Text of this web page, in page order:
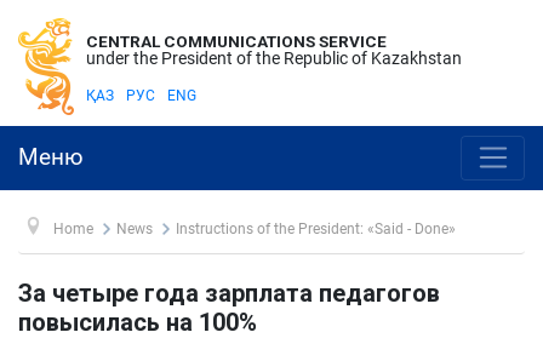
CENTRAL COMMUNICATIONS SERVICE
under the President of the Republic of Kazakhstan
ҚАЗ РУС ENG
Меню
Home News Instructions of the President: «Said - Done»
За четыре года зарплата педагогов
повысилась на 100%